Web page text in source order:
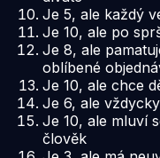
Je 5, ale každý
Je 10, ale po
Je 8, ale
oblíbené
Je 10, ale chce
Je 6, ale
Je 10, ale mluví
člověk